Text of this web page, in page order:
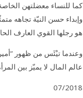
كما للنساء معضلتهن
وإبداء حسن النيّة تجاهه
هو رجلها القوي العارف
وعندما تيْئَس من ظهور
عالم المال لا يميّز بين
07/2018